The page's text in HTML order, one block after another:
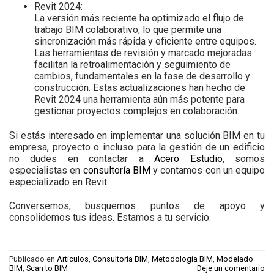
Revit 2024:
La versión más reciente ha optimizado el flujo de
trabajo BIM colaborativo, lo que permite una
sincronización más rápida y eficiente entre equipos.
Las herramientas de revisión y marcado mejoradas
facilitan la retroalimentación y seguimiento de
cambios, fundamentales en la fase de desarrollo y
construcción. Estas actualizaciones han hecho de
Revit 2024 una herramienta aún más potente para
gestionar proyectos complejos en colaboración.
Si estás interesado en implementar una solución BIM en tu
empresa, proyecto o incluso para la gestión de un edificio
no dudes en contactar aAcero Estudio, somos
especialistas en consultoría BIMy contamos con un equipo
especializado en Revit.
Conversemos, busquemos puntos de apoyo y
consolidemos tus ideas. Estamos a tu servicio.
Publicado en Artículos, Consultoría BIM, Metodología BIM, Modelado
BIM, Scan to BIM Deje un comentario